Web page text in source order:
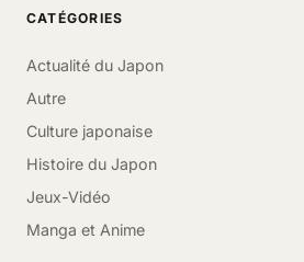
CATÉGORIES
Actualité du Japon
Autre
Culture japonaise
Histoire du Japon
Jeux-Vidéo
Manga et Anime